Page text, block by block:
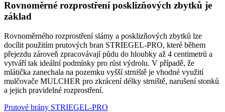
Rovnoměrné rozprostření posklizňových zbytků je
základ
Rovnoměrného rozprostření slámy a posklizňových zbytků lze
docílit použitím prutových bran STRIEGEL-PRO, které během
přejezdu zároveň zpracovávají půdu do hloubky až 4 centimetrů a
vytváří tak ideální podmínky pro růst výdrolu. V případě, že
mlátička zanechala na pozemku vyšší strniště je vhodné využití
mulčovače MULCHER pro zkrácení délky strniště, narušení stonků
a jejich pravidelné rozprostření.
Prutové brány STRIEGEL-PRO